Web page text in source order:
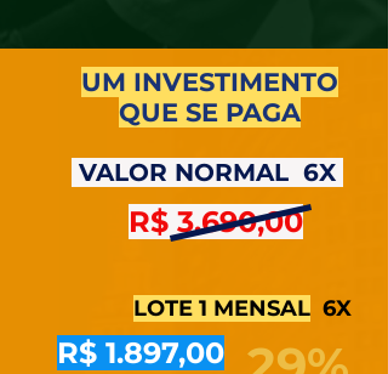
UM INVESTIMENTO
QUE SE PAGA
VALOR NORMAL 6X
R$ 3.690,00
LOTE 1 MENSAL 6X
R$ 1.897,00